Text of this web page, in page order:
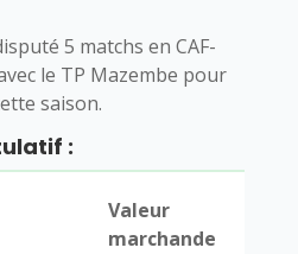
5 matchs en CAF-
le TP Mazembe pour
saison.
:
Valeur
marchande